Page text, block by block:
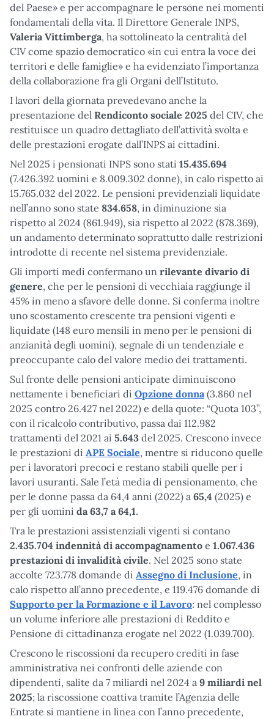
del Paese» e per accompagnare le persone nei momenti
fondamentali della vita. Il Direttore Generale INPS,
Valeria Vittimberga, ha sottolineato la centralità del
CIV come spazio democratico «in cui entra la voce dei
territori e delle famiglie» e ha evidenziato l’importanza
della collaborazione fra gli Organi dell’Istituto.
I lavori della giornata prevedevano anche la
presentazione del Rendiconto sociale 2025 del CIV, che
restituisce un quadro dettagliato dell’attività svolta e
delle prestazioni erogate dall’INPS ai cittadini.
Nel 2025 i pensionati INPS sono stati 15.435.694
(7.426.392 uomini e 8.009.302 donne), in calo rispetto ai
15.765.032 del 2022. Le pensioni previdenziali liquidate
nell’anno sono state 834.658, in diminuzione sia
rispetto al 2024 (861.949), sia rispetto al 2022 (878.369),
un andamento determinato soprattutto dalle restrizioni
introdotte di recente nel sistema previdenziale.
Gli importi medi confermano un rilevante divario di
genere, che per le pensioni di vecchiaia raggiunge il
45% in meno a sfavore delle donne. Si conferma inoltre
uno scostamento crescente tra pensioni vigenti e
liquidate (148 euro mensili in meno per le pensioni di
anzianità degli uomini), segnale di un tendenziale e
preoccupante calo del valore medio dei trattamenti.
Sul fronte delle pensioni anticipate diminuiscono
nettamente i beneficiari di Opzione donna (3.860 nel
2025 contro 26.427 nel 2022) e della quote: “Quota 103”,
con il ricalcolo contributivo, passa dai 112.982
trattamenti del 2021 ai 5.643 del 2025. Crescono invece
le prestazioni di APE Sociale, mentre si riducono quelle
per i lavoratori precoci e restano stabili quelle per i
lavori usuranti. Sale l’età media di pensionamento, che
per le donne passa da 64,4 anni (2022) a 65,4 (2025) e
per gli uomini da 63,7 a 64,1.
Tra le prestazioni assistenziali vigenti si contano
2.435.704 indennità di accompagnamento e 1.067.436
prestazioni di invalidità civile. Nel 2025 sono state
accolte 723.778 domande di Assegno di Inclusione, in
calo rispetto all’anno precedente, e 119.476 domande di
Supporto per la Formazione e il Lavoro: nel complesso
un volume inferiore alle prestazioni di Reddito e
Pensione di cittadinanza erogate nel 2022 (1.039.700).
Crescono le riscossioni da recupero crediti in fase
amministrativa nei confronti delle aziende con
dipendenti, salite da 7 miliardi nel 2024 a 9 miliardi nel
2025; la riscossione coattiva tramite l’Agenzia delle
Entrate si mantiene in linea con l’anno precedente,